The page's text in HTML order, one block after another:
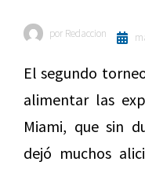
por Redaccion
El segundo
alimentar las
Miami, que sin
dejó muchos